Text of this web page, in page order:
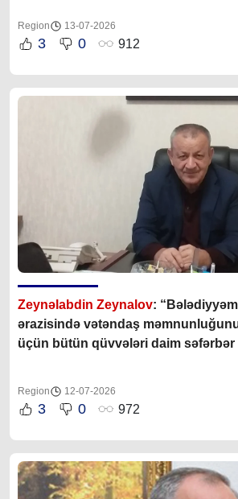
Region 13-07-2026
3 0 912
Zeynəlabdin Zeynalov:
ərazisində vətəndaş
üçün bütün qüvvələri daim səfərbər
Region 12-07-2026
3 0 972